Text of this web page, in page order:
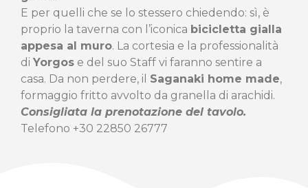
E per quelli che se lo stessero chiedendo: sì, è
proprio la taverna con l’iconica bicicletta gialla
appesa al muro. La cortesia e la professionalità
di Yorgos e del suo Staff vi faranno sentire a
casa. Da non perdere, il Saganaki home made,
formaggio fritto avvolto da granella di arachidi.
Consigliata la prenotazione del tavolo.
Telefono +30 22850 26777